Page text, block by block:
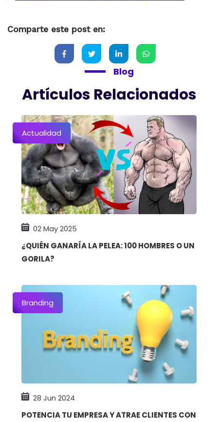
Comparte este post en:
Blog
Artículos Relacionados
Actualidad
02 May 2025
¿QUIÉN GANARÍA LA PELEA: 100 HOMBRES O UN
GORILA?
Branding
28 Jun 2024
POTENCIA TU EMPRESA Y ATRAE CLIENTES CON